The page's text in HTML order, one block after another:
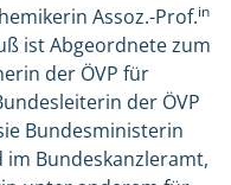
Assoz.-Prof.in
ist Abgeordnete zum
der ÖVP für
der ÖVP
Bundesministerin
im Bundeskanzleramt,